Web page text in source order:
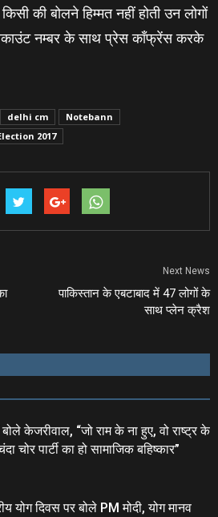
की बोलने हिम्मत नहीं होती उन लोगों
नम्बर के साथ प्रेस कॉंफ्रेंस करके
delhi cm
Notebann
2017
Next News
पाकिस्‍तान के एबटाबाद में 47 लोगों के
साथ प्‍लेन क्रैश
केजरीवाल, “जो राम के ना हुए, वो राष्ट्र के
चोर पार्टी का हो सामाजिक बहिष्कार”
योग दिवस पर बोले PM मोदी, योग मानव